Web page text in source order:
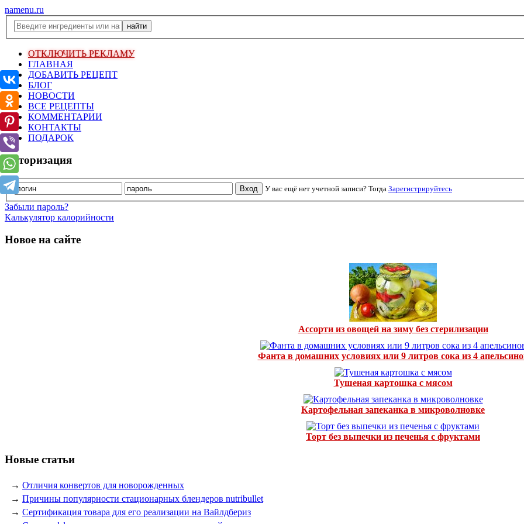
namenu.ru
ОТКЛЮЧИТЬ РЕКЛАМУ
ГЛАВНАЯ
ДОБАВИТЬ РЕЦЕПТ
БЛОГ
НОВОСТИ
ВСЕ РЕЦЕПТЫ
КОММЕНТАРИИ
КОНТАКТЫ
ПОДАРОК
Авторизация
У вас ещё нет учетной записи? Тогда Зарегистрируйтесь
Забыли пароль?
Калькулятор калорийности
Новое на сайте
Ассорти из овощей на зиму без стерилизации
Фанта в домашних условиях или 9 литров сока из 4
Тушеная картошка с мясом
Картофельная запеканка в микроволновке
Торт без выпечки из печенья с фруктами
Новые статьи
→ Отличия конвертов для новорожденных
→ Причины популярности стационарных блендеров nutribullet
→ Сертификация товара для его реализации на Вайлдбериз